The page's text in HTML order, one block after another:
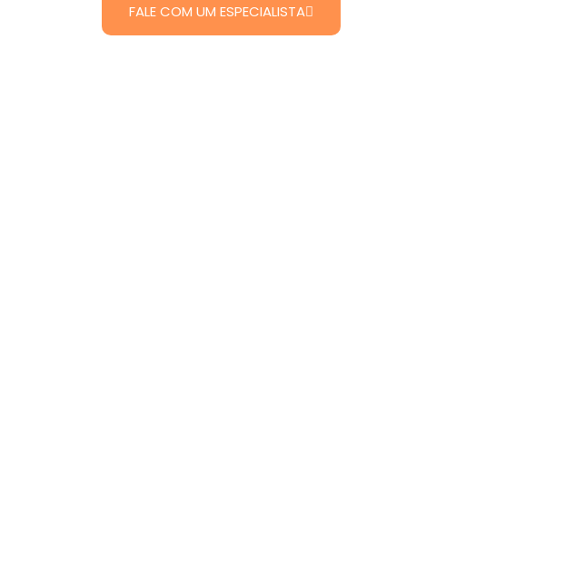
FALE COM UM ESPECIALISTA